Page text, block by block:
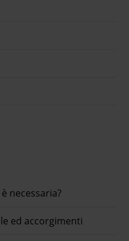
necessaria?
ed accorgimenti